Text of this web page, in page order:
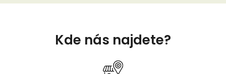
Kde nás najdete?